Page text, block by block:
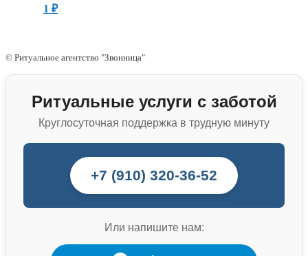
1 ₽
© Ритуальное агентство "Звонница"
Ритуальные услуги с заботой
Круглосуточная поддержка в трудную минуту
+7 (910) 320-36-52
Или напишите нам: